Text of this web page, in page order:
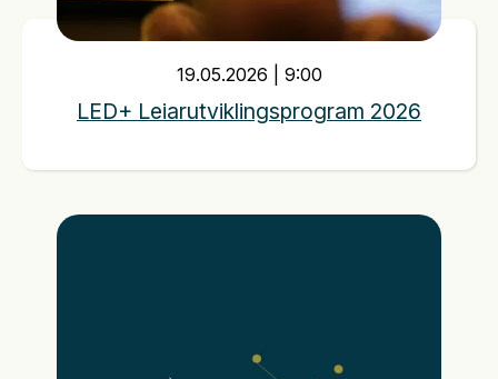
19.05.2026 9:00
LED+ Leiarutviklingsprogram 2026